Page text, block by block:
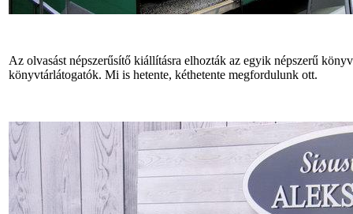
Az olvasást népszerűsítő kiállításra elhozták az egyik népszerű
könyvtárlátogatók. Mi is hetente, kéthetente megfordulunk ott.